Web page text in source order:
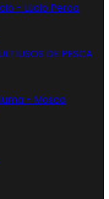
- Lúcio Perca
DE PESCA
- Mosca